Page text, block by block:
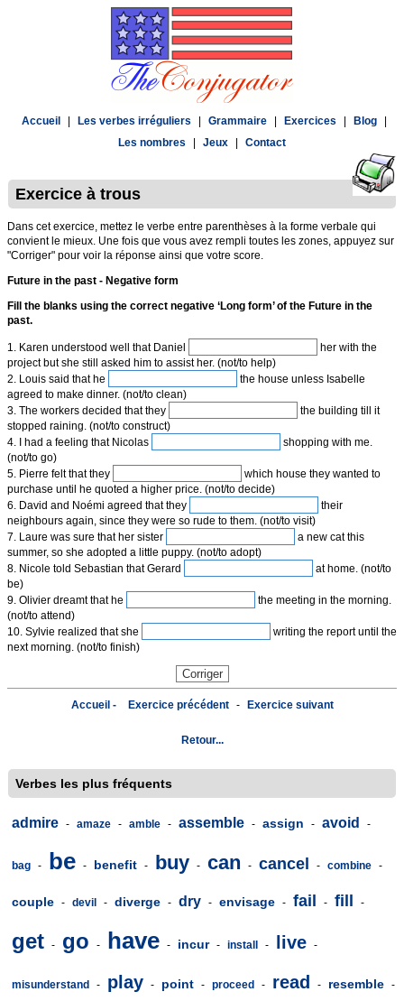
Accueil Les verbes irréguliers Grammaire Exercices Blog
Les nombres
Jeux Contact
Exercice à trous
Dans cet exercice, mettez le verbe entre parenthèses à la forme verbale qui
convient le mieux. Une fois que vous avez rempli toutes les zones, appuyez sur
"Corriger" pour voir la réponse ainsi que votre score.
Future in the past - Negative form
Fill the blanks using the correct negative ‘Long form’ of the Future in the
past.
1. Karen understood well that Daniel
her with the
project but she still asked him to assist her. (not/to help)
2. Louis said that he
the house unless Isabelle
agreed to make dinner. (not/to clean)
3. The workers decided that they
the building till it
stopped raining. (not/to construct)
4. I had a feeling that Nicolas
shopping with me.
(not/to go)
5. Pierre felt that they
which house they wanted to
purchase until he quoted a higher price. (not/to decide)
6. David and Noémi agreed that they
their
neighbours again, since they were so rude to them. (not/to visit)
7. Laure was sure that her sister
a new cat this
summer, so she adopted a little puppy. (not/to adopt)
8. Nicole told Sebastian that Gerard
at home. (not/to
be)
9. Olivier dreamt that he
the meeting in the morning.
(not/to attend)
10. Sylvie realized that she
writing the report until the
next morning. (not/to finish)
Accueil - Exercice précédent - Exercice suivant
Retour...
Verbes les plus fréquents
admire - amaze - amble - assemble - assign - avoid -
bag - be - benefit - buy - can - cancel - combine -
couple - devil - diverge - dry - envisage - fail - fill -
get - go - have - incur - install - live -
misunderstand - play - point - proceed - read - resemble -